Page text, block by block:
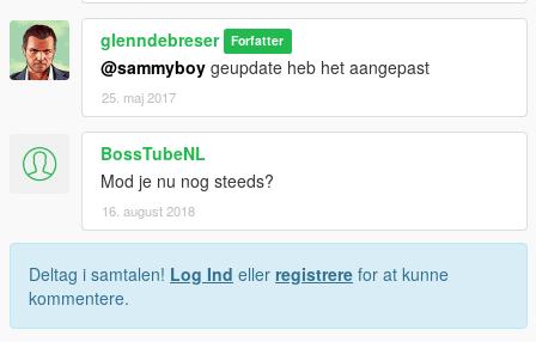
glenndebreser Forfatter
@sammyboy geupdate heb het aangepast
25. maj 2017
BossTubeNL
Mod je nu nog steeds?
16. august 2018
Deltag i samtalen! Log Ind eller registrere for at kunne
kommentere.